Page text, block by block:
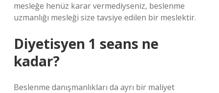
mesleğe henüz karar vermediyseniz, beslenme
uzmanlığı mesleği size tavsiye edilen bir meslektir.
Diyetisyen 1 seans ne
kadar?
Beslenme danışmanlıkları da ayrı bir maliyet